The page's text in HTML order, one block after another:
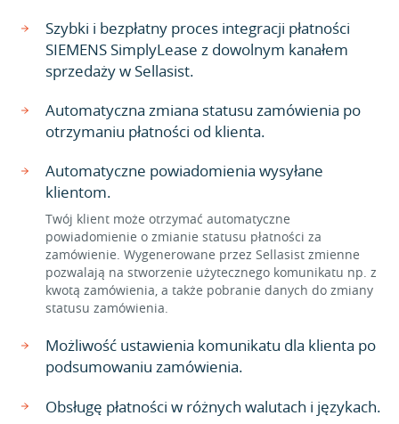
Szybki i bezpłatny proces integracji płatności
SIEMENS SimplyLease z dowolnym kanałem
sprzedaży w Sellasist.
Automatyczna zmiana statusu zamówienia po
otrzymaniu płatności od klienta.
Automatyczne powiadomienia wysyłane
klientom.
Twój klient może otrzymać automatyczne
powiadomienie o zmianie statusu płatności za
zamówienie. Wygenerowane przez Sellasist zmienne
pozwalają na stworzenie użytecznego komunikatu np. z
kwotą zamówienia, a także pobranie danych do zmiany
statusu zamówienia.
Możliwość ustawienia komunikatu dla klienta po
podsumowaniu zamówienia.
Obsługę płatności w różnych walutach i językach.